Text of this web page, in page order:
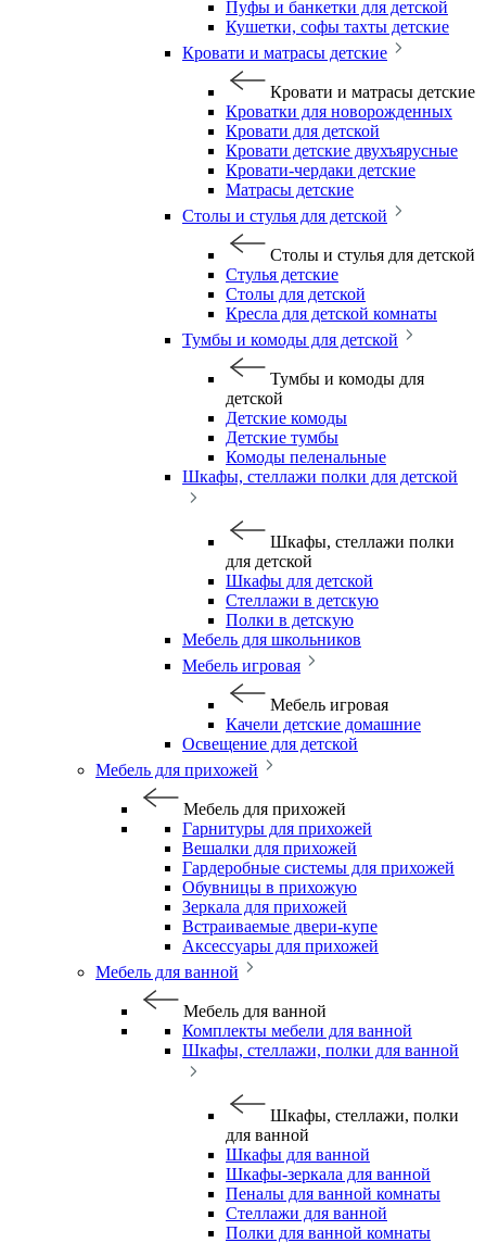
Пуфы и банкетки для детской
Кушетки, софы тахты детские
Кровати и матрасы детские
Кровати и матрасы детские
Кроватки для новорожденных
Кровати для детской
Кровати детские двухъярусные
Кровати-чердаки детские
Матрасы детские
Столы и стулья для детской
Столы и стулья для детской
Стулья детские
Столы для детской
Кресла для детской комнаты
Тумбы и комоды для детской
Тумбы и комоды для
детской
Детские комоды
Детские тумбы
Комоды пеленальные
Шкафы, стеллажи полки для детской
Шкафы, стеллажи полки
для детской
Шкафы для детской
Стеллажи в детскую
Полки в детскую
Мебель для школьников
Мебель игровая
Мебель игровая
Качели детские домашние
Освещение для детской
Мебель для прихожей
Мебель для прихожей
Гарнитуры для прихожей
Вешалки для прихожей
Гардеробные системы для прихожей
Обувницы в прихожую
Зеркала для прихожей
Встраиваемые двери-купе
Аксессуары для прихожей
Мебель для ванной
Мебель для ванной
Комплекты мебели для ванной
Шкафы, стеллажи, полки для ванной
Шкафы, стеллажи, полки
для ванной
Шкафы для ванной
Шкафы-зеркала для ванной
Пеналы для ванной комнаты
Стеллажи для ванной
Полки для ванной комнаты